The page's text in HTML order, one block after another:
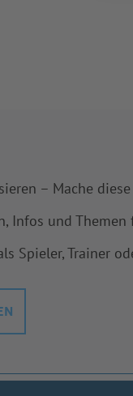
– Mache
Infos und Themen
Spieler, Trainer